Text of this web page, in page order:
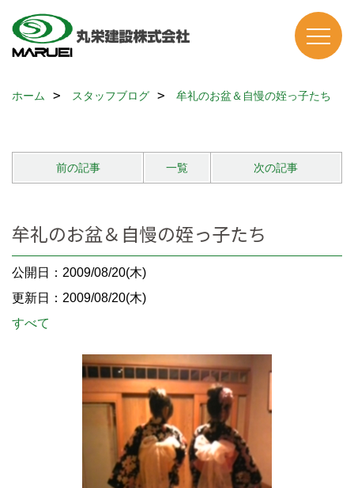
ホーム スタッフブログ 牟礼のお盆＆自慢の姪っ子たち
前の記事 一覧 次の記事
牟礼のお盆＆自慢の姪っ子たち
公開日：2009/08/20(木)
更新日：2009/08/20(木)
すべて